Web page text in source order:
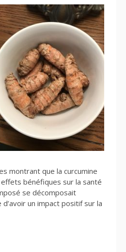
montrant que la curcumine
bénéfiques sur la santé
se décomposait
un impact positif sur la